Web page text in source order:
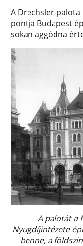
A Drechsler-
pontja Budapest
sokan aggódna
A palotát a
Nyugdíjintézete
benne, a